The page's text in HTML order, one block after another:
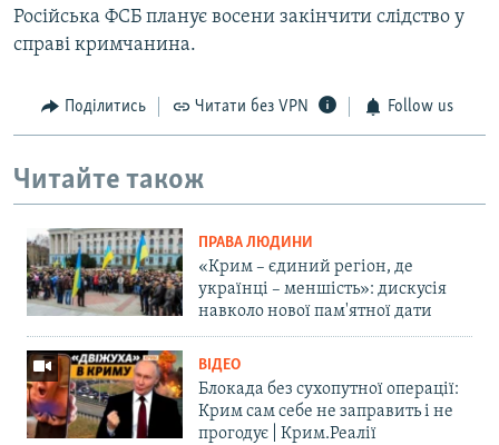
Російська ФСБ планує восени закінчити слідство у
справі кримчанина.
Поділитись Читати без VPN Follow us
Читайте також
ПРАВА ЛЮДИНИ
«Крим – єдиний регіон, де
українці – меншість»: дискусія
навколо нової пам'ятної дати
ВІДЕО
Блокада без сухопутної операції:
Крим сам себе не заправить і не
прогодує | Крим.Реалії